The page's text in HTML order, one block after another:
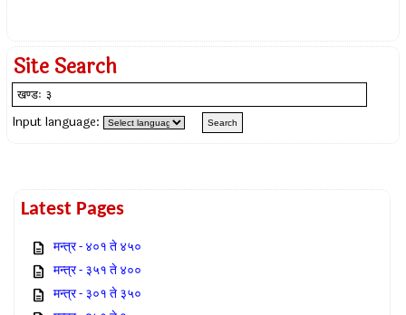
Site Search
Input language:
Latest Pages
मन्त्र - ४०१ ते ४५०
मन्त्र - ३५१ ते ४००
मन्त्र - ३०१ ते ३५०